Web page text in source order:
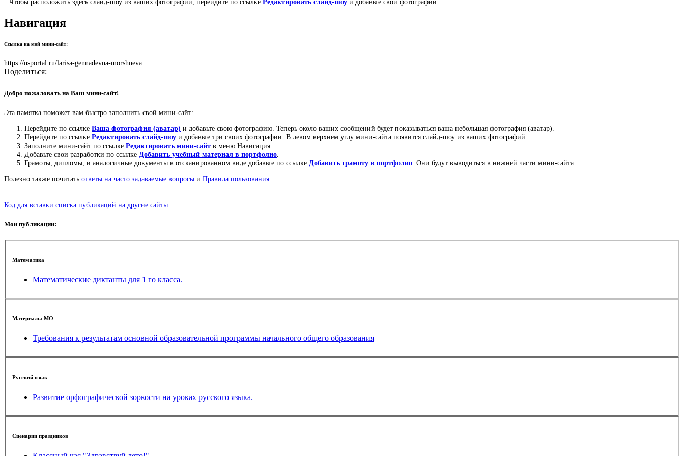
Навигация
Ссылка на мой мини-сайт:
https://nsportal.ru/larisa-gennadevna-morshneva
Поделиться:
Добро пожаловать на Ваш мини-сайт!
Эта памятка поможет вам быстро заполнить свой мини-сайт:
Перейдите по ссылке Ваша фотография (аватар) и добавьте свою фотографию. Теперь около ваших сообщений будет показываться ваша небольшая фотография (аватар).
Перейдите по ссылке Редактировать слайд-шоу и добавьте три своих фотографии. В левом верхнем углу мини-сайта появится слайд-шоу из ваших фотографий.
Заполните мини-сайт по ссылке Редактировать мини-сайт в меню Навигация.
Добавьте свои разработки по ссылке Добавить учебный материал в портфолио
Грамоты, дипломы, и аналогичные документы в отсканированном виде добавьте по ссылке Добавить грамоту в портфолио . Они будут выводиться в нижней части мини-сайта.
Полезно также почитать ответы на часто задаваемые вопросы и Правила пользования.
Код для вставки списка публикаций на другие сайты
Мои публикации:
Математика
Математические диктанты для 1 го класса.
Материалы МО
Требования к результатам основной образовательной программы начального общего образования
Русский язык
Развитие орфографической зоркости на уроках русского языка.
Сценарии праздников